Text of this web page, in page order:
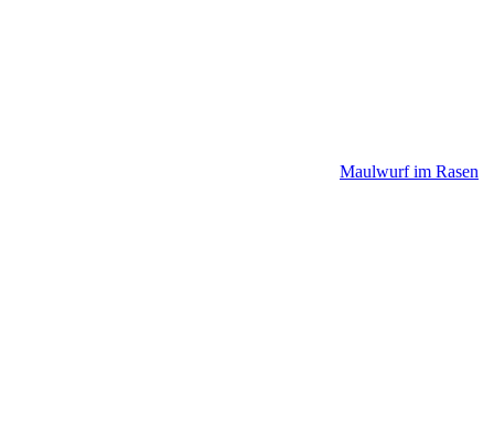
Maulwurf im Rasen